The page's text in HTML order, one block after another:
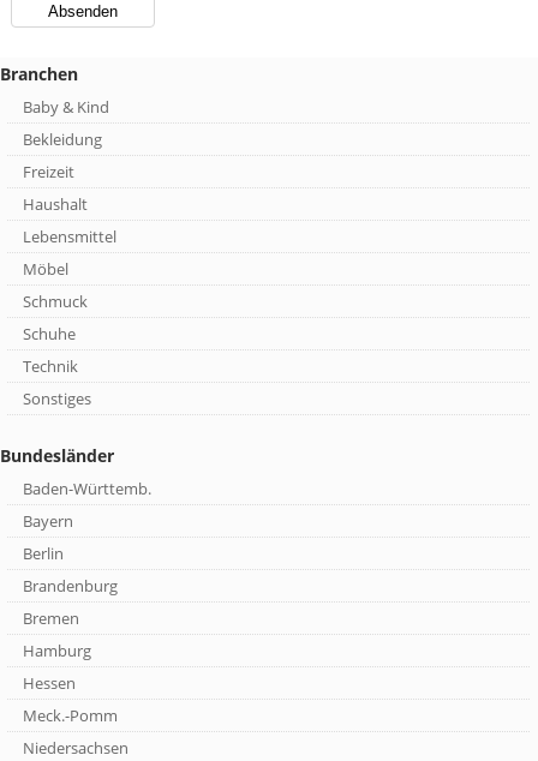
Branchen
Baby & Kind
Bekleidung
Freizeit
Haushalt
Lebensmittel
Möbel
Schmuck
Schuhe
Technik
Sonstiges
Bundesländer
Baden-Württemb.
Bayern
Berlin
Brandenburg
Bremen
Hamburg
Hessen
Meck.-Pomm
Niedersachsen